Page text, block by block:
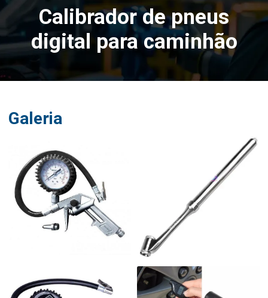
Calibrador de pneus
digital para caminhão
Galeria